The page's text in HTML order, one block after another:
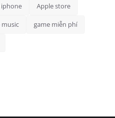
Apple store
game miễn phí